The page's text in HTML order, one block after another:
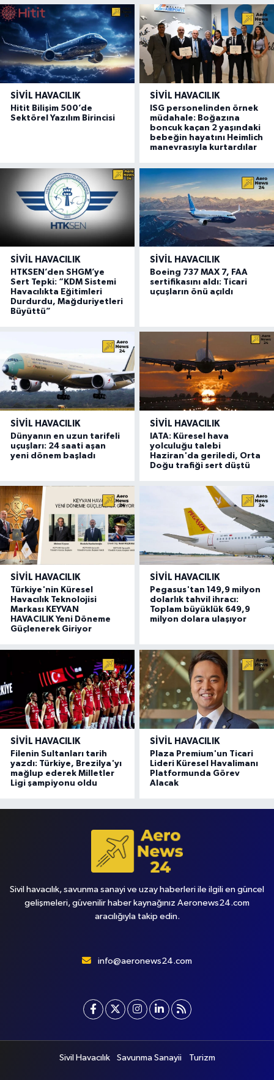
SIVIL HAVACILIK
Hitit Bilişim 500’de
Sektörel Yazılım Birincisi
SIVIL HAVACILIK
ISG personelinden örnek
müdahale: Boğazına
boncuk kaçan 2 yaşındaki
bebeğin hayatını Heimlich
manevrasıyla kurtardılar
SIVIL HAVACILIK
HTKSEN’den SHGM’ye
Sert Tepki: “KDM Sistemi
Havacılıkta Eğitimleri
Durdurdu, Mağduriyetleri
Büyüttü”
SIVIL HAVACILIK
Boeing 737 MAX 7, FAA
sertifikasını aldı: Ticari
uçuşların önü açıldı
SIVIL HAVACILIK
Dünyanın en uzun tarifeli
uçuşları: 24 saati aşan
yeni dönem başladı
SIVIL HAVACILIK
IATA: Küresel hava
yolculuğu talebi
Haziran'da geriledi, Orta
Doğu trafiği sert düştü
SIVIL HAVACILIK
Türkiye'nin Küresel
Havacılık Teknolojisi
Markası KEYVAN
HAVACILIK Yeni Döneme
Güçlenerek Giriyor
SIVIL HAVACILIK
Pegasus'tan 149,9 milyon
dolarlık tahvil ihracı:
Toplam büyüklük 649,9
milyon dolara ulaşıyor
SIVIL HAVACILIK
Filenin Sultanları tarih
yazdı: Türkiye, Brezilya'yı
mağlup ederek Milletler
Ligi şampiyonu oldu
SIVIL HAVACILIK
Plaza Premium'un Ticari
Lideri Küresel Havalimanı
Platformunda Görev
Alacak
Sivil havacılık, savunma sanayi ve uzay haberleri ile ilgili en güncel
gelişmeleri, güvenilir haber kaynağınız Aeronews24.com
aracılığıyla takip edin.
info@aeronews24.com
Sivil Havacılık Savunma Sanayii Turizm